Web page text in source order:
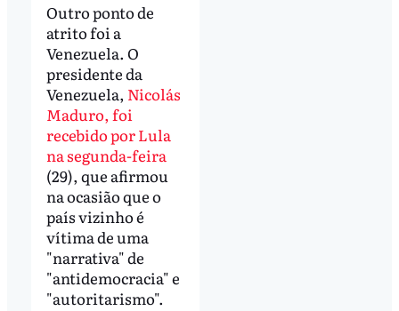
Outro ponto de
atrito foi a
Venezuela. O
presidente da
Venezuela, Nicolás
Maduro, foi
recebido por Lula
na segunda-feira
(29), que afirmou
na ocasião que o
país vizinho é
vítima de uma
"narrativa" de
"antidemocracia" e
"autoritarismo".